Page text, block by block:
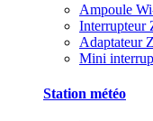
Ampoule
Interrupteur
Adaptateur
Mini
Station météo